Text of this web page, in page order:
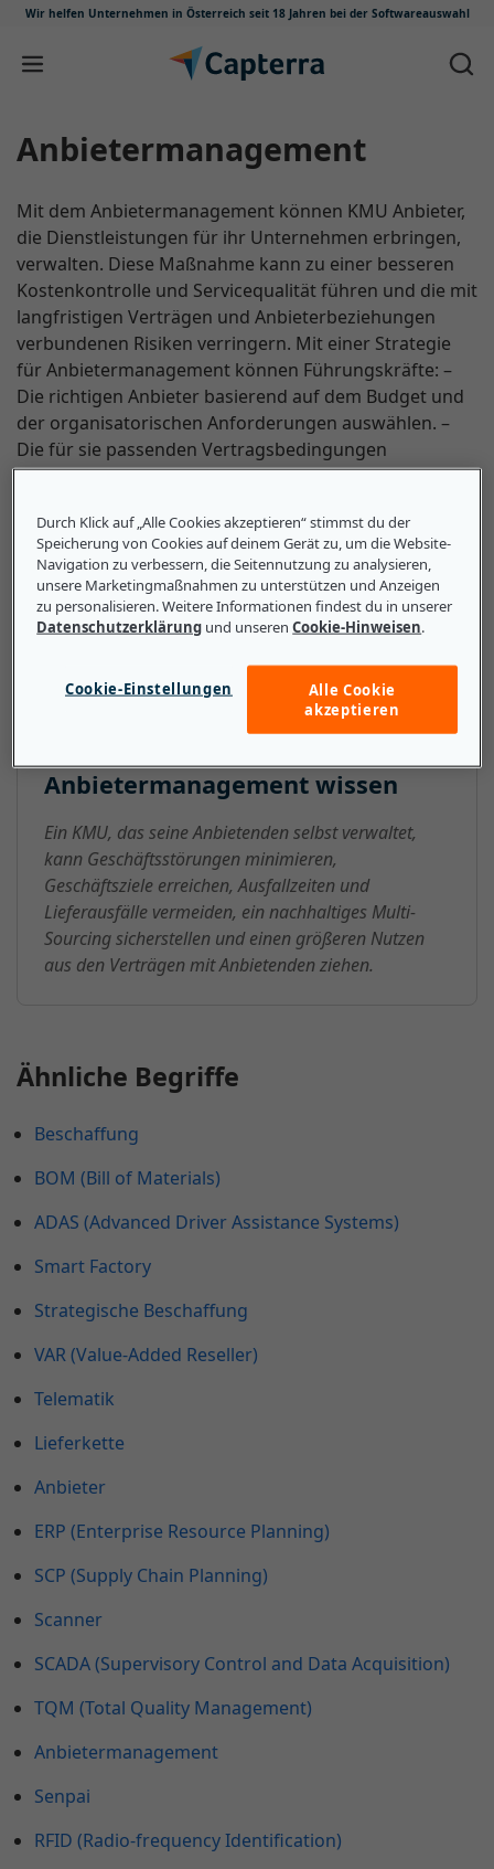
Wir helfen Unternehmen in Österreich seit 18 Jahren bei der Softwareauswahl
Zum Inhalt springen
Anbietermanagement
Mit dem Anbietermanagement können KMU Anbieter,
die Dienstleistungen für ihr Unternehmen erbringen,
verwalten. Diese Maßnahme kann zu einer besseren
Kostenkontrolle und Servicequalität führen und die mit
langfristigen Verträgen und Anbieterbeziehungen
verbundenen Risiken verringern. Mit einer Strategie
für Anbietermanagement können Führungskräfte: –
Die richtigen Anbieter basierend auf dem Budget und
der organisatorischen Anforderungen auswählen. –
Die für sie passenden Vertragsbedingungen
aushandeln. – Die ideale Anzahl von Anbietern
verbundene Risiko verringern. – Nur für
Dienstleistungen zahlen, die sie tatsächlich benötigen.
– Teil eines Unternehmens für Anbietermanagement
werden, das zu ihrem Geschäft passt.
Das sollten kleine und mittlere
Anbietermanagement wissen
Ein KMU, das seine Anbietenden selbst verwaltet,
kann Geschäftsstörungen minimieren,
Geschäftsziele erreichen, Ausfallzeiten und
Lieferausfälle vermeiden, ein nachhaltiges Multi-
Sourcing sicherstellen und einen größeren Nutzen
aus den Verträgen mit Anbietenden ziehen.
Ähnliche Begriffe
Beschaffung
BOM (Bill of Materials)
ADAS (Advanced Driver Assistance Systems)
Smart Factory
Strategische Beschaffung
VAR (Value-Added Reseller)
Telematik
Lieferkette
Anbieter
ERP (Enterprise Resource Planning)
SCP (Supply Chain Planning)
Scanner
SCADA (Supervisory Control and Data Acquisition)
TQM (Total Quality Management)
Anbietermanagement
Senpai
RFID (Radio-frequency Identification)
Durch Klick auf „Alle Cookies akzeptieren“ stimmst du der
Speicherung von Cookies auf deinem Gerät zu, um die Website-
Navigation zu verbessern, die Seitennutzung zu analysieren,
unsere Marketingmaßnahmen zu unterstützen und Anzeigen
zu personalisieren. Weitere Informationen findest du in unserer
Datenschutzerklärung und unserenCookie-Hinweisen.
Cookie-Einstellungen
Alle Cookie
akzeptieren